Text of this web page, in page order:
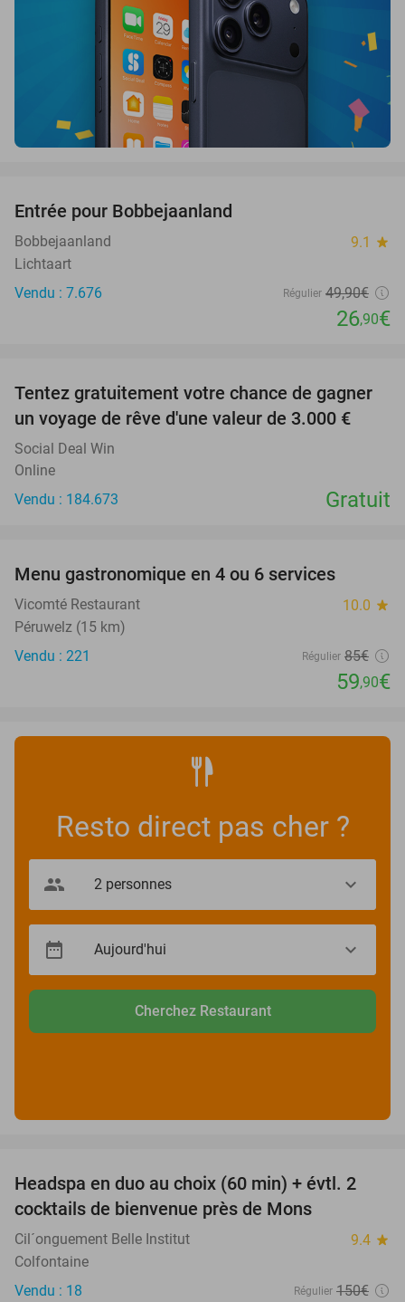
Entrée pour Bobbejaanland
Bobbejaanland 9.1 star
Lichtaart
Vendu : 7.676
Régulier 49,90€
26,90€
Tentez gratuitement votre chance de gagner
un voyage de rêve d'une valeur de 3.000 €
Social Deal Win
Online
Vendu : 184.673
Gratuit
Menu gastronomique en 4 ou 6 services
Vicomté Restaurant 10.0 star
Péruwelz (15 km)
Vendu : 221
Régulier 85€
59,90€
Resto direct pas cher ?
Cherchez Restaurant
34%
Headspa en duo au choix (60 min) + évtl. 2
cocktails de bienvenue près de Mons
Cil´onguement Belle Institut 9.4 star
Colfontaine
Vendu : 18
Régulier 150€